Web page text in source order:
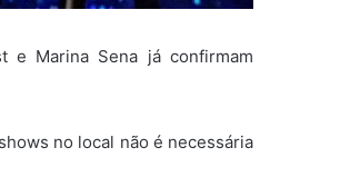
e Marina Sena já confirmam
no local não é necessária